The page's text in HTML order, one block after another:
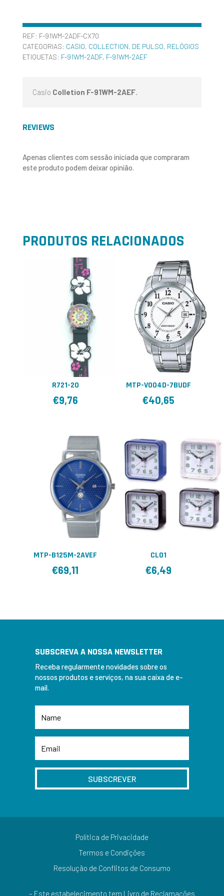
REF: F-91WM-2ADF-CX70
CATEGORIAS: CASIO, COLLECTION, DE PULSO, RELÓGIOS
ETIQUETAS: F-91WM-2ADF, F-91WM-2AEF
Casio Colletion F-91WM-2AEF.
REVIEWS
Apenas clientes com sessão iniciada que compraram
este produto podem deixar opinião.
PRODUTOS RELACIONADOS
R721-20
€9,76
MTP-V004D-7BUDF
€40,65
MTP-B125M-2AVEF
€69,11
CL01
€6,49
SUBSCREVA A NOSSA NEWSLETTER
Receba regularmente novidades sobre os
nossos produtos e serviços, na sua caixa de e-
mail.
SUBSCREVER
Política de Privacidade
Termos e Condições
Resolução de Conflitos de Consumo
– Este estabelecimento tem Livro de Reclamações